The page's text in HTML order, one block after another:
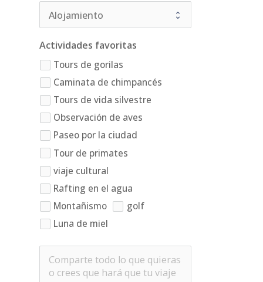
Actividades favoritas
Tours de gorilas
Caminata de chimpancés
Tours de vida silvestre
Observación de aves
Paseo por la ciudad
Tour de primates
viaje cultural
Rafting en el agua
Montañismo
golf
Luna de miel